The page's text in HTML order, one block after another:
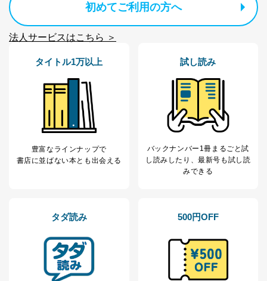
等をご利用の方の
サービス、キャンペーン等の広告
7
SNS公式アカウン
の個人情報
よびその分析のため
処、オペレーター教育など応対品
その他当社のプライバシーポリシ
ー等にて公表する利用目的達成の
※上記の利用目的のうちNo.1～5については保有個人デ
ータ（開示対象個人情報）の利用目的であり、下記4.の
開示等のご請求に対応させていただきます。
なお、6、7については、パートナー（提携企業）様又は
各SNS運営会社様にご請求いただきますようお願い致し
当社は、取得した個人情報を適切に管理し､あらかじめ
本人の同意を得ることなく第三者に提供することはあり
ません。ただし、次の場合は除きます。
法令に基づく場合
人の生命､身体または財産の保護のために必要がある
初めてご利用の方へ
法人サービスはこちら ＞
タイトル1万以上
豊富なラインナップで
書店に並ばない本とも出会える
試し読み
バックナンバー1冊まるごと試
し読み したり、最新号も試し読
みできる
タダ読み 500円OFF